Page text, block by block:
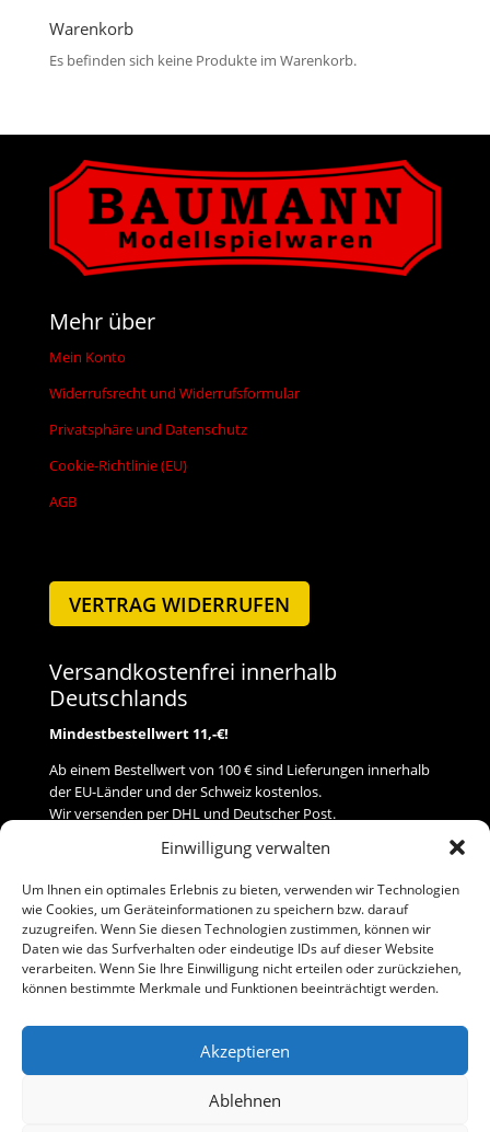
Einwilligung verwalten
Um Ihnen ein optimales Erlebnis zu bieten, verwenden wir Technologien
wie Cookies, um Geräteinformationen zu speichern bzw. darauf
zuzugreifen. Wenn Sie diesen Technologien zustimmen, können wir
Daten wie das Surfverhalten oder eindeutige IDs auf dieser Website
verarbeiten. Wenn Sie Ihre Einwilligung nicht erteilen oder zurückziehen,
können bestimmte Merkmale und Funktionen beeinträchtigt werden.
Akzeptieren
Ablehnen
Warenkorb
Es befinden sich keine Produkte im Warenkorb.
Mehr über
Mein Konto
Widerrufsrecht und Widerrufsformular
Privatsphäre und Datenschutz
Cookie-Richtlinie (EU)
AGB
VERTRAG WIDERRUFEN
Versandkostenfrei innerhalb
Deutschlands
Mindestbestellwert 11,-€!
Ab einem Bestellwert von 100 € sind Lieferungen innerhalb
der EU-Länder und der Schweiz kostenlos.
Wir versenden per DHL und Deutscher Post.
Versand
Zahlung
Baumann Modellspielwaren
Telefon (0 91 61) 33 84